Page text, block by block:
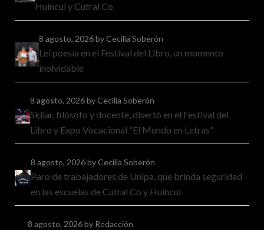
Huincul y Cutral Co
8 agosto, 2026by Cecilia Soberón
Leí poesía en el Festival del Libro, un momento
inolvidable
8 agosto, 2026by Cecilia Soberón
Skliar, filósofo y docente, disertó en el Festival del
Libro y Expo Vocacional “El Mundo en Letras”
8 agosto, 2026by Cecilia Soberón
Paro de trabajadores de Unipa, que brinda seguridad
en las escuelas de Cutral Co y Huincul
8 agosto, 2026by Redacción